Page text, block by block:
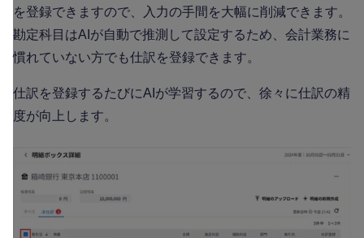
を登録できますので、入力の手間を大幅に削減できます。
勘定科目はAIが自動で推測して設定するため、会計業務に
慣れていない方でも仕訳を登録できます。
仕訳を登録するたびにAIが学習するので、徐々に仕訳の精
度が向上します。